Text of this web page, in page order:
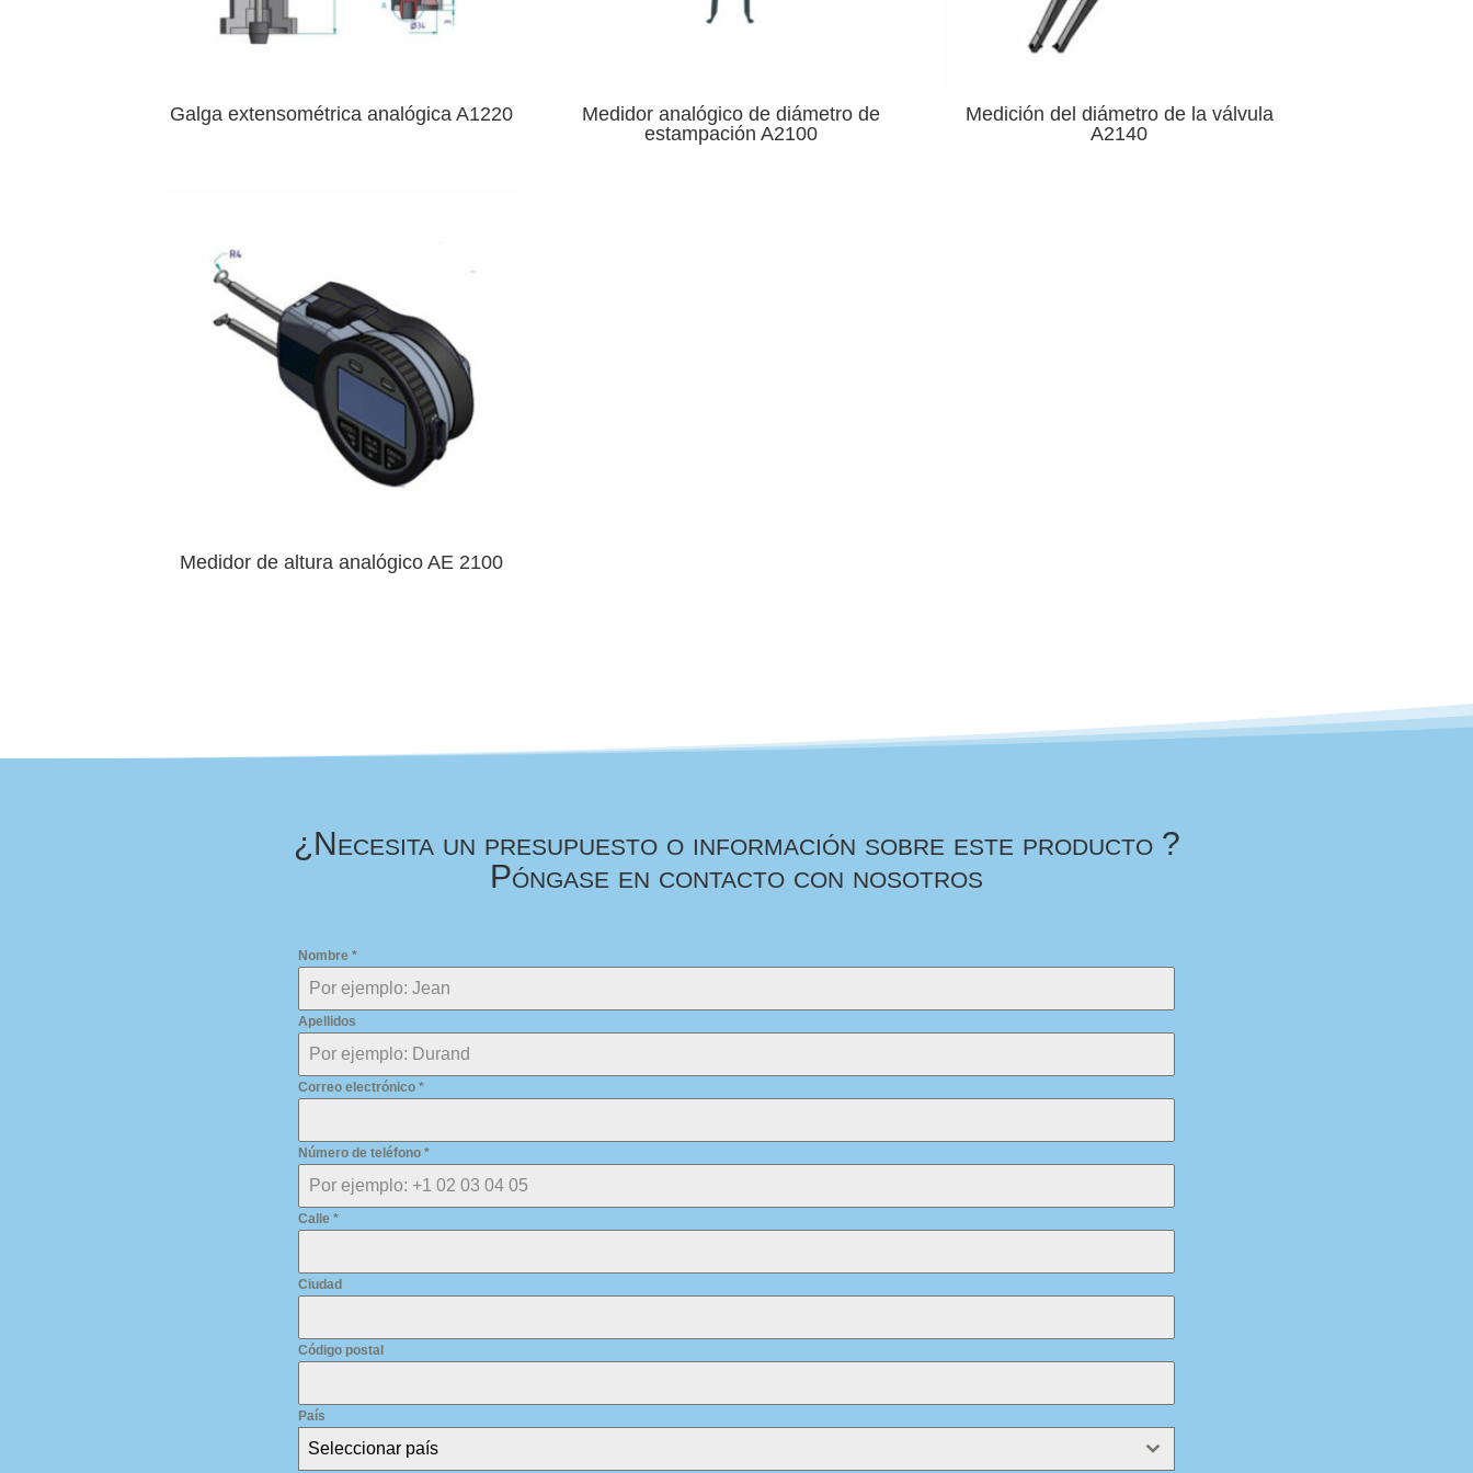
Galga extensométrica analógica A1220
Medidor analógico de diámetro de
estampación A2100
Medición del diámetro de la válvula
A2140
Medidor de altura analógico AE 2100
¿Necesita un presupuesto o información sobre este producto ?
Póngase en contacto con nosotros
Nombre *
Apellidos
Correo electrónico *
Número de teléfono *
Calle *
Ciudad
Código postal
País
Seleccionar país